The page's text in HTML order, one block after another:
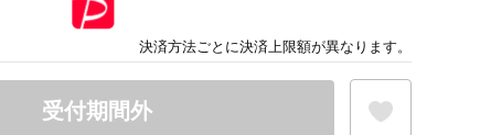
受付期間外
決済方法ごとに決済上限額が異なります。